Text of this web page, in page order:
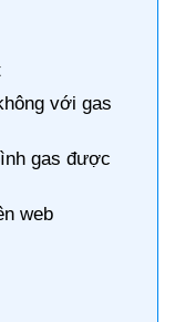
với gas
gas được
web